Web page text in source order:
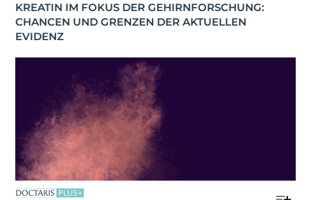
KREATIN IM FOKUS DER GEHIRNFORSCHUNG:
CHANCEN UND GRENZEN DER AKTUELLEN
EVIDENZ